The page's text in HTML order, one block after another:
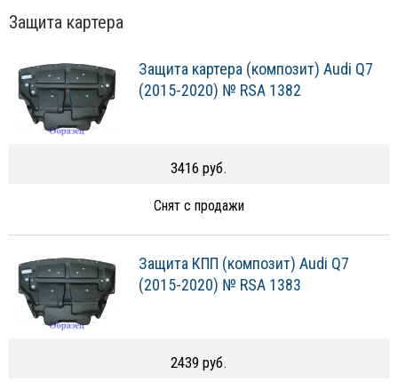
Защита картера
Защита картера (композит) Audi Q7
(2015-2020) № RSA 1382
3416 руб.
Снят с продажи
Защита КПП (композит) Audi Q7
(2015-2020) № RSA 1383
2439 руб.